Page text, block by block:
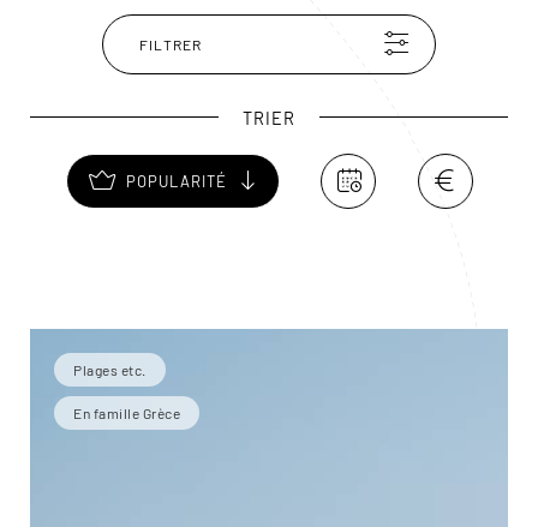
petits ports de pêche, villages tranquilles et anses
discrètes. À Klima, au coucher du soleil, les syrmata, ces
hangars à bateaux colorés construits au ras de l’eau,
FILTRER
TRIER
POPULARITÉ
Plages etc.
En famille Grèce